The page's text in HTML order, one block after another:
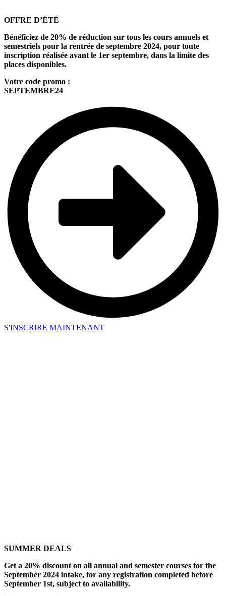
OFFRE D’ÉTÉ
Bénéficiez de 20% de réduction sur tous les cours annuels et
semestriels pour la rentrée de septembre 2024, pour toute
inscription réalisée avant le 1er septembre, dans la limite des
places disponibles.
Votre code promo :
SEPTEMBRE24
S'INSCRIRE MAINTENANT
SUMMER DEALS
Get a 20% discount on all annual and semester courses for the
September 2024 intake, for any registration completed before
September 1st, subject to availability.